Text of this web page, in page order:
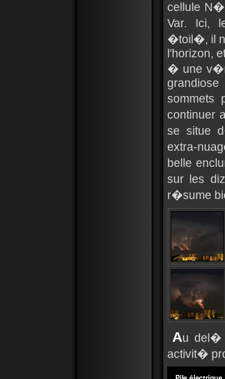
cellule
Var. Ici,
�toil�, il
l'horizon,
� une
continuer
se situe
extra-
belle
sur les
r�sume
Au del�
activit�